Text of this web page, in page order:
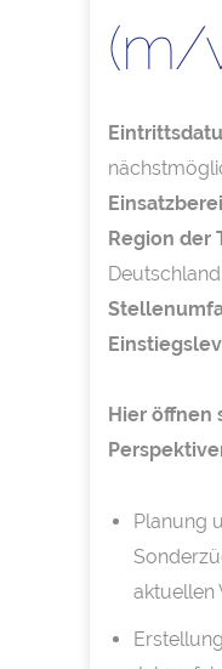
(m/
Region der
Deutschland
Hier öffnen
Planung
aktuellen